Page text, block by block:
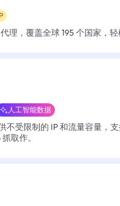
理，覆盖全球 195 个国家，
人工智能数据
不受限制的 IP 和流量容量，
取作。